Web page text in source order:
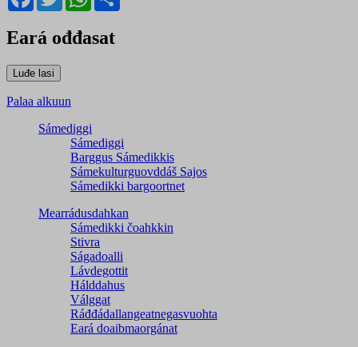
Eará ođđasat
Palaa alkuun
Sámediggi
Sámediggi
Barggus Sámedikkis
Sámekulturguovddáš Sajos
Sámedikki bargoortnet
Mearrádusdahkan
Sámedikki čoahkkin
Stivra
Ságadoalli
Lávdegottit
Hálddahus
Válggat
Ráđđádallangeatnegas­vuohta
Eará doaibmaorgánat